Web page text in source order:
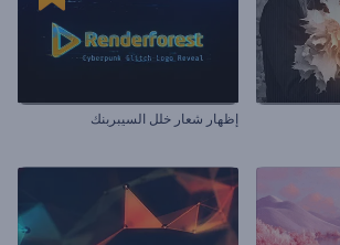
إظهار شعار خلل السيبربنك